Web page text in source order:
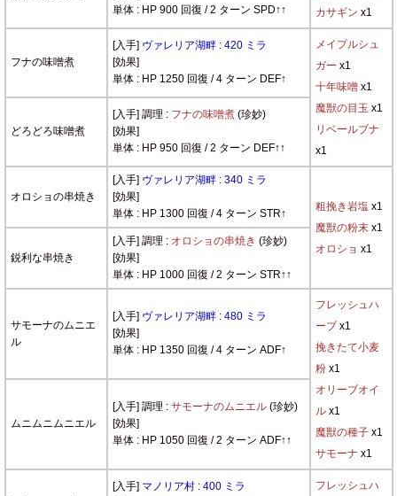
カサギン x1
単体 : HP 900 回復 / 2 ターン SPD↑↑
フナの味噌煮
[入手] ヴァレリア湖畔 : 420 ミラ
[効果]
単体 : HP 1250 回復 / 4 ターン DEF↑
メイプルシュ
ガー x1
十年味噌x1
魔獣の目玉 x1
リベールブナ
x1
どろどろ味噌煮
[入手] 調理 : フナの味噌煮(珍妙)
[効果]
単体 : HP 950 回復 / 2 ターン DEF↑↑
オロショの串焼き
[入手] ヴァレリア湖畔 : 340 ミラ
[効果]
単体 : HP 1300 回復 / 4 ターン STR↑
粗挽き岩塩 x1
魔獣の粉末x1
オロショ x1
鋭利な串焼き
[入手] 調理 : オロショの串焼き (珍妙)
[効果]
単体 : HP 1000 回復 / 2 ターン STR↑↑
サモーナのムニエ
ル
[入手] ヴァレリア湖畔 : 480 ミラ
[効果]
単体 : HP 1350 回復 / 4 ターン ADF↑
フレッシュハ
ーブx1
挽きたて小麦
粉x1
オリーブオイ
ルx1
魔獣の種子x1
サモーナ x1
ムニムニムニエル
[入手] 調理 : サモーナのムニエル(珍妙)
[効果]
単体 : HP 1050 回復 / 2 ターン ADF↑↑
[入手] マノリア村 : 400 ミラ
フレッシュハ